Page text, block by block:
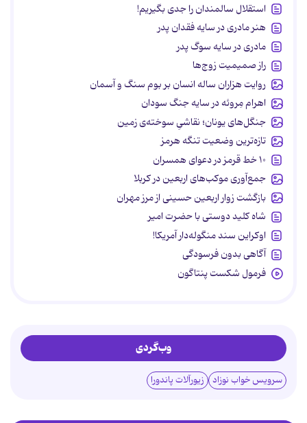
استقلال سالمندان را جدی بگیریم!
هنر مادری در سایه‌ فقدان پدر
مادری در سایه سوگ پدر
راز صمیمیت زوج‌ها
روایت هزاران ساله انسان بر بوم سنگ و آسمان
اهرام مِروئه در سایه جنگ سودان
جنگل‌های یونان؛ نقاشیِ سوخته‌ی زمین
تازه‌ترین وضعیت تنگه هرمز
۱۰ خط قرمز در دعوای همسران
جمع‌آوری موکب‌های اربعین در کربلا
بازگشت زوار اربعین حسینی از مرز مهران
شاه کلید دوستی با حضرت امیر
اوکراین سند منگوله‌دار آمریکا!
آگاهی بدون فرسودگی
فرمول شکست پنتاگون
وب‌گردی
سرویس خواب نوزاد زیورآلات پاندورا